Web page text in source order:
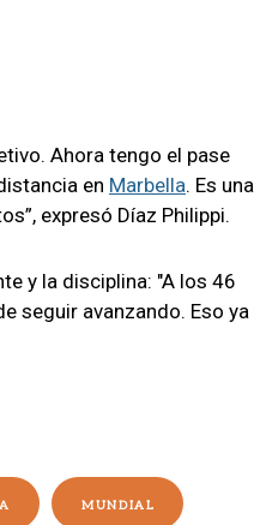
Ahora tengo el pase
en Marbella. Es una
expresó Díaz Philippi.
y la disciplina: "A los 46
seguir avanzando. Eso ya
MUNDIAL